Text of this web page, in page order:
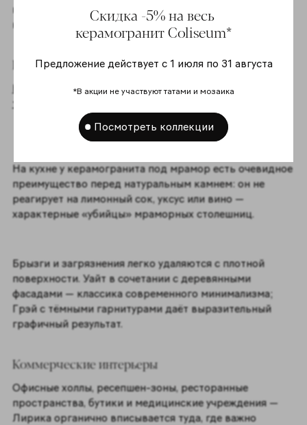
позволяют создать акцентные вставки или оформить
каминную зону в гостиной.
Кухня
Керамогранит на кухне - это не просто фон, а часть
того, как выглядит и ощущается всё пространство.
На кухне у керамогранита под мрамор есть очевидное
преимущество перед натуральным камнем: он не
реагирует на лимонный сок, уксус или вино —
характерные «убийцы» мраморных столешниц.
Брызги и загрязнения легко удаляются с плотной
поверхности. Уайт в сочетании с деревянными
фасадами — классика современного минимализма;
Грэй с тёмными гарнитурами даёт выразительный
графичный результат.
Коммерческие интерьеры
Офисные холлы, ресепшен-зоны, ресторанные
пространства, бутики и медицинские учреждения —
Лирика органично вписывается туда, где важно
Скидка -5% на весь
керамогранит Coliseum*
Предложение действует с 1 июля по 31 августа
*В акции не участвуют татами и мозаика
Посмотреть коллекции